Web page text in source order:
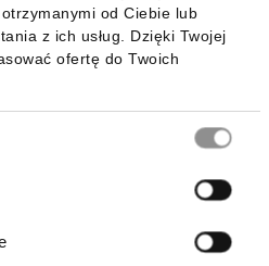
od Ciebie lub
z ich usług. Dzięki Twojej
ofertę do Twoich
aplikację mobilną: